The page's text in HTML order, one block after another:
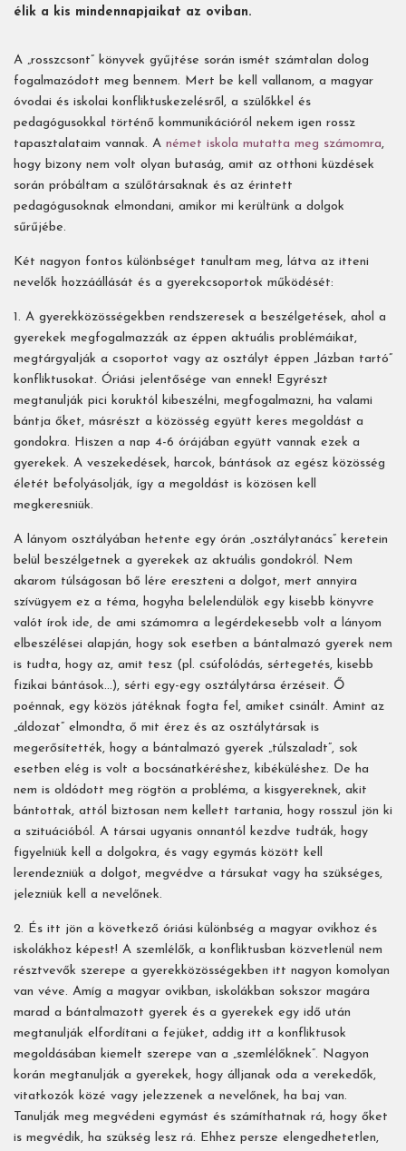
élik a kis mindennapjaikat az oviban.
A „rosszcsont” könyvek gyűjtése során ismét számtalan dolog
fogalmazódott meg bennem. Mert be kell vallanom, a magyar
óvodai és iskolai konfliktuskezelésről, a szülőkkel és
pedagógusokkal történő kommunikációról nekem igen rossz
tapasztalataim vannak. A német iskola mutatta meg számomra,
hogy bizony nem volt olyan butaság, amit az otthoni küzdések
során próbáltam a szülőtársaknak és az érintett
pedagógusoknak elmondani, amikor mi kerültünk a dolgok
sűrűjébe.
Két nagyon fontos különbséget tanultam meg, látva az itteni
nevelők hozzáállását és a gyerekcsoportok működését:
1. A gyerekközösségekben rendszeresek a beszélgetések, ahol a
gyerekek megfogalmazzák az éppen aktuális problémáikat,
megtárgyalják a csoportot vagy az osztályt éppen „lázban tartó”
konfliktusokat. Óriási jelentősége van ennek! Egyrészt
megtanulják pici koruktól kibeszélni, megfogalmazni, ha valami
bántja őket, másrészt a közösség együtt keres megoldást a
gondokra. Hiszen a nap 4-6 órájában együtt vannak ezek a
gyerekek. A veszekedések, harcok, bántások az egész közösség
életét befolyásolják, így a megoldást is közösen kell
megkeresniük.
A lányom osztályában hetente egy órán „osztálytanács” keretein
belül beszélgetnek a gyerekek az aktuális gondokról. Nem
akarom túlságosan bő lére ereszteni a dolgot, mert annyira
szívügyem ez a téma, hogyha belelendülök egy kisebb könyvre
valót írok ide, de ami számomra a legérdekesebb volt a lányom
elbeszélései alapján, hogy sok esetben a bántalmazó gyerek nem
is tudta, hogy az, amit tesz (pl. csúfolódás, sértegetés, kisebb
fizikai bántások...), sérti egy-egy osztálytársa érzéseit. Ő
poénnak, egy közös játéknak fogta fel, amiket csinált. Amint az
„áldozat” elmondta, ő mit érez és az osztálytársak is
megerősítették, hogy a bántalmazó gyerek „túlszaladt”, sok
esetben elég is volt a bocsánatkéréshez, kibéküléshez. De ha
nem is oldódott meg rögtön a probléma, a kisgyereknek, akit
bántottak, attól biztosan nem kellett tartania, hogy rosszul jön ki
a szituációból. A társai ugyanis onnantól kezdve tudták, hogy
figyelniük kell a dolgokra, és vagy egymás között kell
lerendezniük a dolgot, megvédve a társukat vagy ha szükséges,
jelezniük kell a nevelőnek.
2. És itt jön a következő óriási különbség a magyar ovikhoz és
iskolákhoz képest! A szemlélők, a konfliktusban közvetlenül nem
résztvevők szerepe a gyerekközösségekben itt nagyon komolyan
van véve. Amíg a magyar ovikban, iskolákban sokszor magára
marad a bántalmazott gyerek és a gyerekek egy idő után
megtanulják elfordítani a fejüket, addig itt a konfliktusok
megoldásában kiemelt szerepe van a „szemlélőknek”. Nagyon
korán megtanulják a gyerekek, hogy álljanak oda a verekedők,
vitatkozók közé vagy jelezzenek a nevelőnek, ha baj van.
Tanulják meg megvédeni egymást és számíthatnak rá, hogy őket
is megvédik, ha szükség lesz rá. Ehhez persze elengedhetetlen,